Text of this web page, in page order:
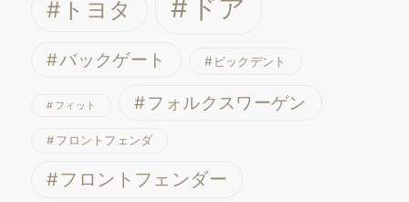
トヨタ ドア
バックゲート ビックデント
フィット フォルクスワーゲン
フロントフェンダ
フロントフェンダー